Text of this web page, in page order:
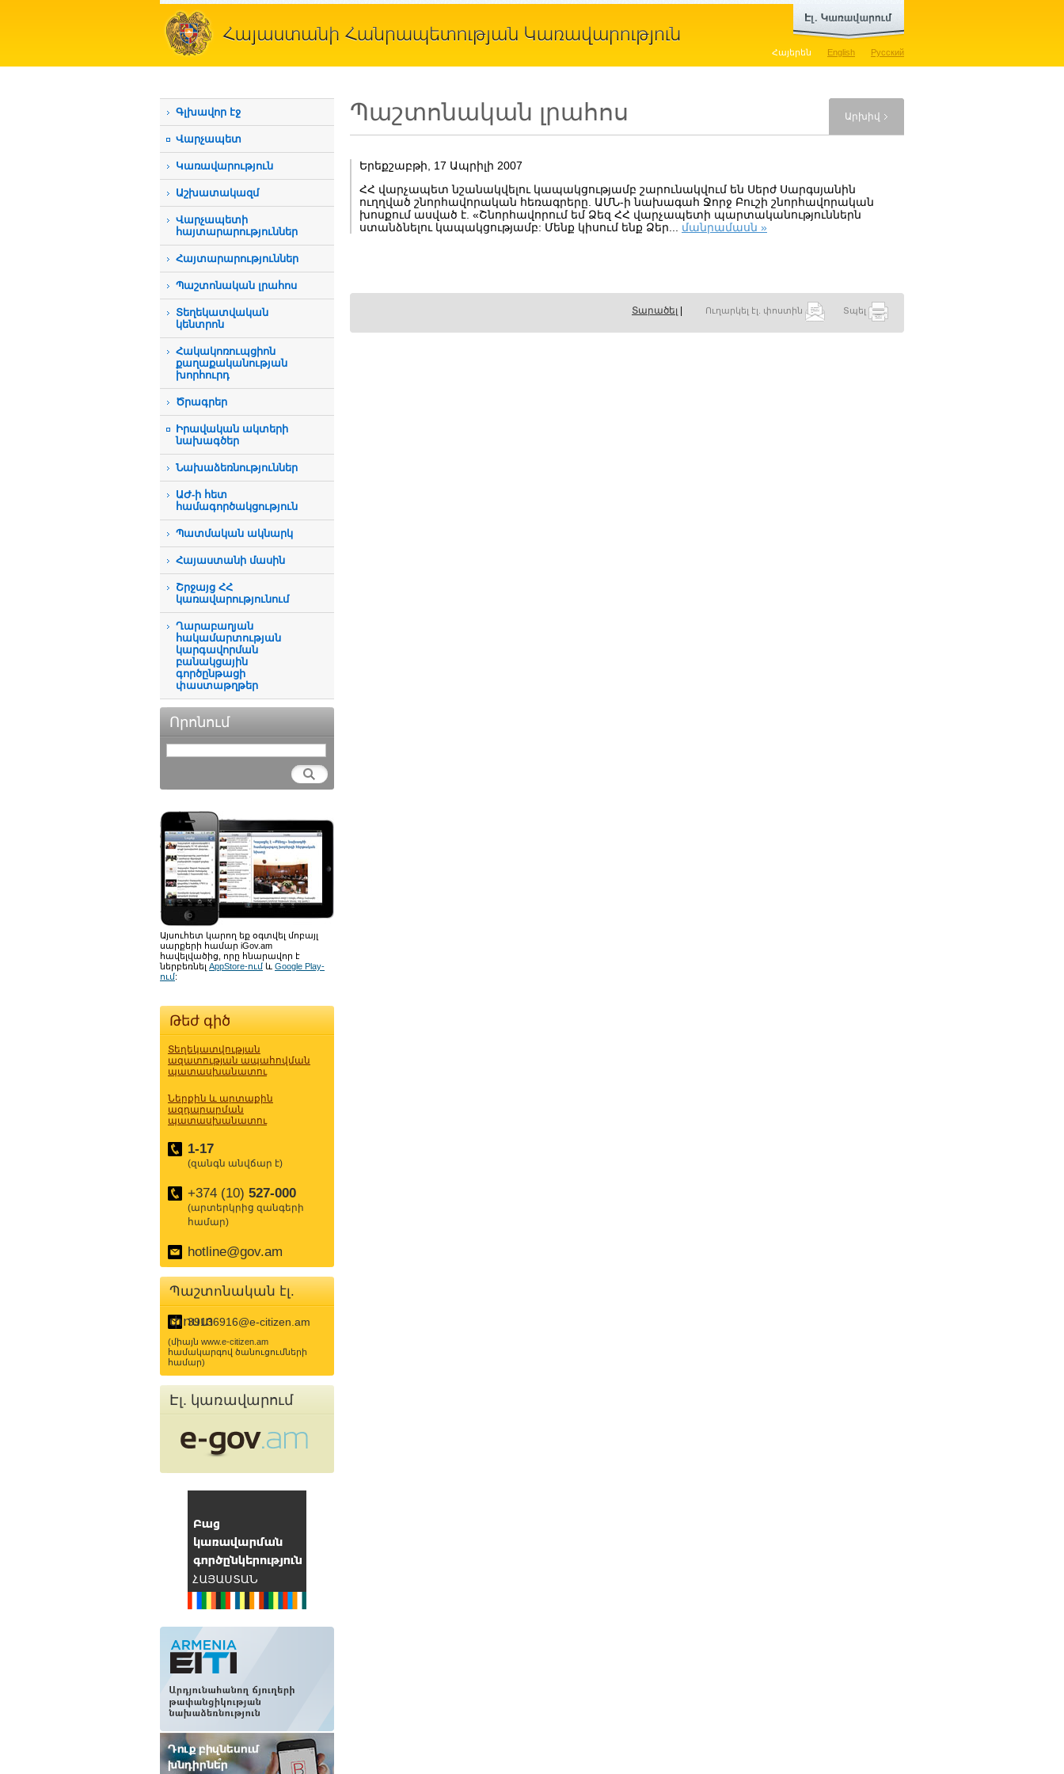
Հայերեն English Русский
Գլխավոր էջ
Վարչապետ
Կառավարություն
Աշխատակազմ
Վարչապետի
հայտարարություններ
Հայտարարություններ
Պաշտոնական լրահոս
Տեղեկատվական
կենտրոն
Հակակոռուպցիոն
քաղաքականության
խորհուրդ
Ծրագրեր
Իրավական ակտերի
նախագծեր
Նախաձեռնություններ
ԱԺ-ի հետ
համագործակցություն
Պատմական ակնարկ
Հայաստանի մասին
Շրջայց ՀՀ
կառավարությունում
Ղարաբաղյան
հակամարտության
կարգավորման
բանակցային
գործընթացի
փաստաթղթեր
Որոնում
Այսուհետ կարող եք օգտվել մոբայլ
սարքերի համար iGov.am
հավելվածից, որը հնարավոր է
ներբեռնել AppStore-ում և Google Play-
ում:
Թեժ գիծ
Տեղեկատվության
ազատության ապահովման
պատասխանատու
Ներքին և արտաքին
ազդարարման
պատասխանատու
1-17
(զանգն անվճար է)
+374 (10) 527-000
(արտերկրից զանգերի
համար)
hotline@gov.am
Պաշտոնական էլ.
փոստ
39136916@e-citizen.am
(միայն www.e-citizen.am
համակարգով ծանուցումների
համար)
Էլ. կառավարում
Պաշտոնական լրահոս Արխիվ
Երեքշաբթի, 17 Ապրիլի 2007
ՀՀ վարչապետ նշանակվելու կապակցությամբ շարունակվում են Սերժ Սարգսյանին
ուղղված շնորհավորական հեռագրերը. ԱՄՆ-ի նախագահ Ջորջ Բուշի շնորհավորական
խոսքում ասված է. «Շնորհավորում եմ Ձեզ ՀՀ վարչապետի պարտականություններն
ստանձնելու կապակցությամբ: Մենք կիսում ենք Ձեր... մանրամասն »
Տարածել Ուղարկել էլ. փոստին Տպել